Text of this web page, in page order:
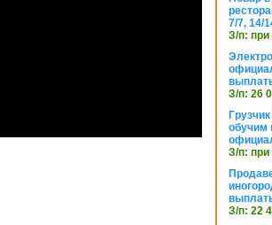
7/7, 14/
З/п: при
З/п: 26
обучим
З/п: при
З/п: 22